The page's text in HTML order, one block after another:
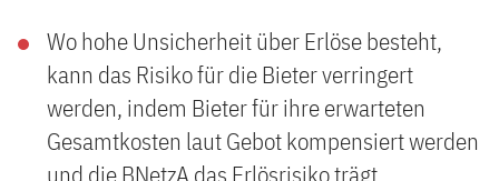
Wo hohe Unsicherheit über Erlöse besteht,
kann das Risiko für die Bieter verringert
werden, indem Bieter für ihre erwarteten
Gesamtkosten laut Gebot kompensiert werden
und die BNetzA das Erlösrisiko trägt